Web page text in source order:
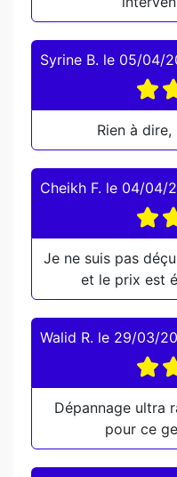
Syrine B. le 05/04/
Rien à
Cheikh F. le 04/04/
Je ne suis pas
et le prix est
Walid R. le 29/03/
Dépannage ultra
pour ce